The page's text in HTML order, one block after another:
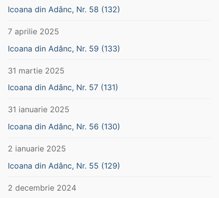
Icoana din Adânc, Nr. 58 (132)
7 aprilie 2025
Icoana din Adânc, Nr. 59 (133)
31 martie 2025
Icoana din Adânc, Nr. 57 (131)
31 ianuarie 2025
Icoana din Adânc, Nr. 56 (130)
2 ianuarie 2025
Icoana din Adânc, Nr. 55 (129)
2 decembrie 2024